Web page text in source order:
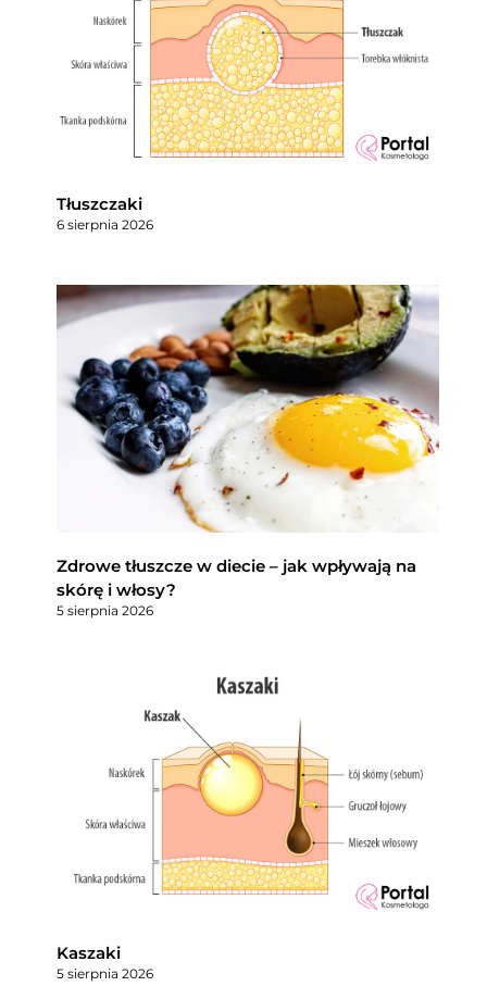
Tłuszczaki
6 sierpnia 2026
Zdrowe tłuszcze w diecie – jak wpływają na
skórę i włosy?
5 sierpnia 2026
Kaszaki
5 sierpnia 2026